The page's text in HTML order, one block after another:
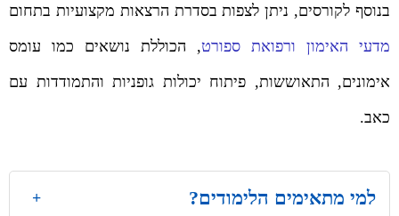
בנוסף לקורסים, ניתן לצפות בסדרת הרצאות מקצועיות בתחום
מדעי האימון ורפואת ספורט, הכוללת נושאים כמו עומס
אימונים, התאוששות, פיתוח יכולות גופניות והתמודדות עם
כאב.
למי מתאימים הלימודים?